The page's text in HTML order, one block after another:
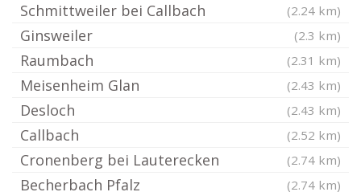
Schmittweiler bei Callbach (2.24 km)
Ginsweiler (2.3 km)
Raumbach (2.31 km)
Meisenheim Glan (2.43 km)
Desloch (2.43 km)
Callbach (2.52 km)
Cronenberg bei Lauterecken (2.74 km)
Becherbach Pfalz (2.74 km)